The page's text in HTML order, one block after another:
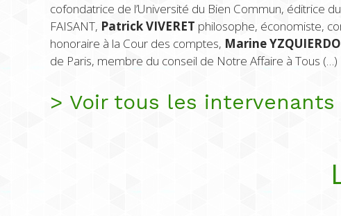
cofondatrice de l’Université du Bien Commun, éditrice
FAISANT, Patrick VIVERET philosophe, économiste,
honoraire à la Cour des comptes, Marine YZQUIERDO
de Paris, membre du conseil de Notre Affaire à Tous (…)
> Voir tous les intervenants